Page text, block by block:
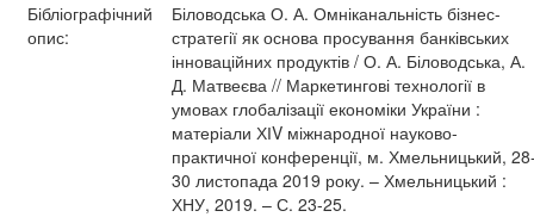
Бібліографічний
опис:
Біловодська О. А. Омніканальність бізнес-
стратегії як основа просування банківських
інноваційних продуктів / О. А. Біловодська, А.
Д. Матвеєва // Маркетингові технології в
умовах глобалізації економіки України :
матеріали ХІV міжнародної науково-
практичної конференції, м. Хмельницький,
30 листопада 2019 року. – Хмельницький :
ХНУ, 2019. – С. 23-25.